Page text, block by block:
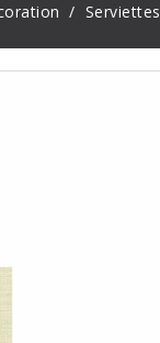
Serviettes